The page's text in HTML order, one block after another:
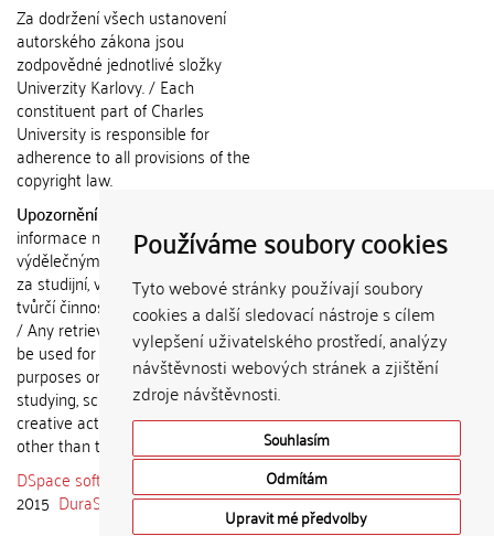
Používáme soubory cookies
Tyto webové stránky používají soubory
cookies a další sledovací nástroje s cílem
vylepšení uživatelského prostředí, analýzy
návštěvnosti webových stránek a zjištění
zdroje návštěvnosti.
Souhlasím
Odmítám
Upravit mé předvolby
Za dodržení všech ustanovení
autorského zákona jsou
zodpovědné jednotlivé složky
Univerzity Karlovy. / Each
constituent part of Charles
University is responsible for
adherence to all provisions of the
copyright law.
Upozornění / Notice:
informace nemohou být použity k
výdělečným účelům nebo vydávány
za studijní, vědeckou nebo jinou
tvůrčí činnost jiné osoby než autora.
/ Any retrieved information shall not
be used for any commercial
purposes or claimed as results of
studying, scientific or any other
creative activities of any person
other than the author.
DSpace software
copyright © 2002-
2015 DuraSpace